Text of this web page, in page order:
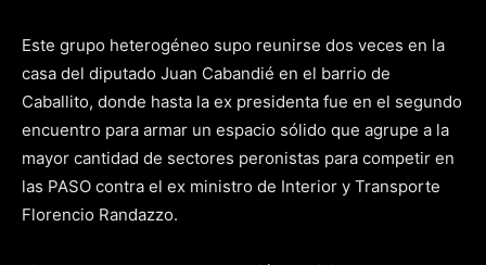
Este grupo heterogéneo supo reunirse dos veces en la
casa del diputado Juan Cabandié en el barrio de
Caballito, donde hasta la ex presidenta fue en el segundo
encuentro para armar un espacio sólido que agrupe a la
mayor cantidad de sectores peronistas para competir en
las PASO contra el ex ministro de Interior y Transporte
Florencio Randazzo.